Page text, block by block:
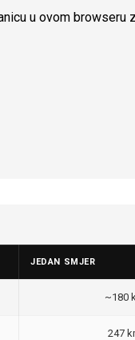
u ovom browseru
JEDAN SMJER
~180
247